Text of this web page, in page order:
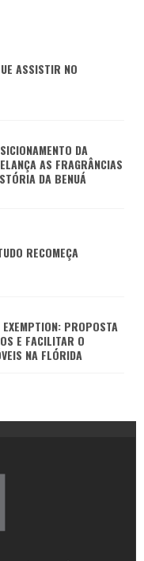
ASSISTIR NO
DA
AS FRAGRÂNCIAS
DA BENUÁ
RECOMEÇA
PROPOSTA
E FACILITAR O
NA FLÓRIDA